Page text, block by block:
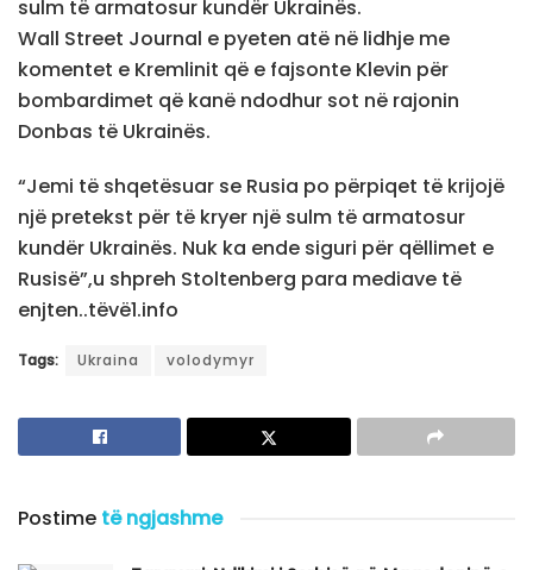
sulm të armatosur kundër Ukrainës.
Wall Street Journal e pyeten atë në lidhje me
komentet e Kremlinit që e fajsonte Klevin për
bombardimet që kanë ndodhur sot në rajonin
Donbas të Ukrainës.
“Jemi të shqetësuar se Rusia po përpiqet të krijojë
një pretekst për të kryer një sulm të armatosur
kundër Ukrainës. Nuk ka ende siguri për qëllimet e
Rusisë”,u shpreh Stoltenberg para mediave të
enjten..tëvë1.info
Tags: Ukraina volodymyr
Postime të ngjashme